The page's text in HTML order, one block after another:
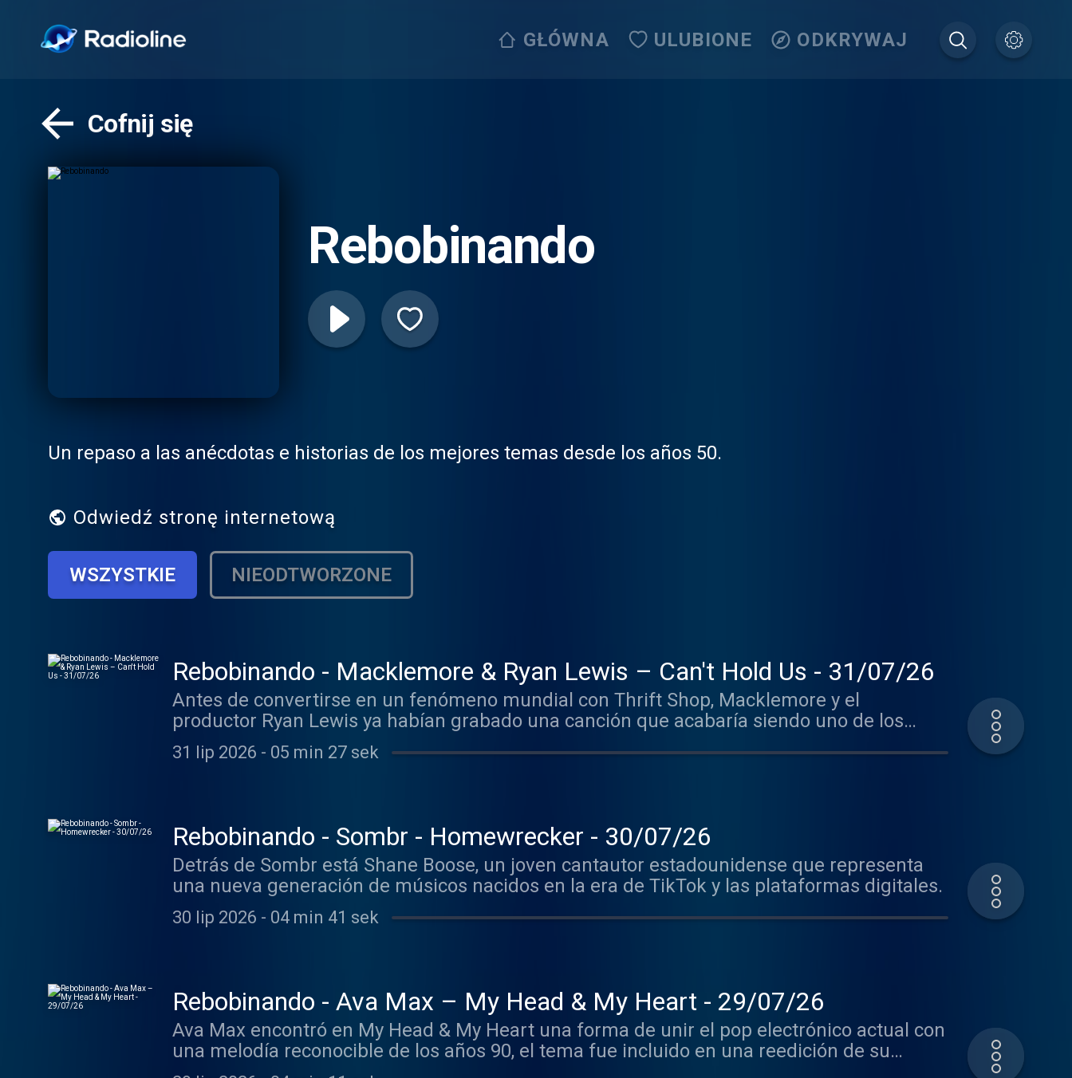
GŁÓWNA ULUBIONE ODKRYWAJ
Cofnij się
Rebobinando
Un repaso a las anécdotas e historias de los mejores temas desde los años 50.
Odwiedź stronę internetową
WSZYSTKIE NIEODTWORZONE
Rebobinando - Macklemore & Ryan Lewis – Can't Hold Us - 31/07/26
Antes de convertirse en un fenómeno mundial con Thrift Shop, Macklemore y el
productor Ryan Lewis ya habían grabado una canción que acabaría siendo uno de los
himnos del hip hop de la década.
31 lip 2026 - 05 min 27 sek
Rebobinando - Sombr - Homewrecker - 30/07/26
Detrás de Sombr está Shane Boose, un joven cantautor estadounidense que representa
una nueva generación de músicos nacidos en la era de TikTok y las plataformas digitales.
30 lip 2026 - 04 min 41 sek
Rebobinando - Ava Max – My Head & My Heart - 29/07/26
Ava Max encontró en My Head & My Heart una forma de unir el pop electrónico actual con
una melodía reconocible de los años 90, el tema fue incluido en una reedición de su
álbum debut, Heaven & Hell, publicado en 202